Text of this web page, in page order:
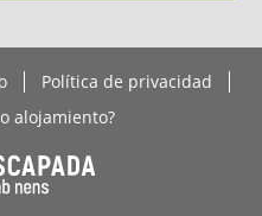
Política de privacidad
alojamiento?